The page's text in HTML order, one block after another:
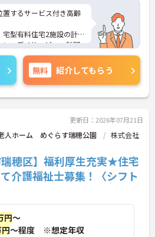
するサービス付き高齢
型有料住宅2施設の計3
、デイサービス、訪問
祉用具など地域に密着
す。様々な業態がある
ャリアップも可能な求
の情報や面接のポイン
無料 紹介してもらう
更新日：2026年07月21日
人ホーム めぐらす瑞穂公園
株式会社
瑞穂区】福利厚生充実★住宅
介護福祉士募集！〈シフト
円～
～程度 ※想定年収